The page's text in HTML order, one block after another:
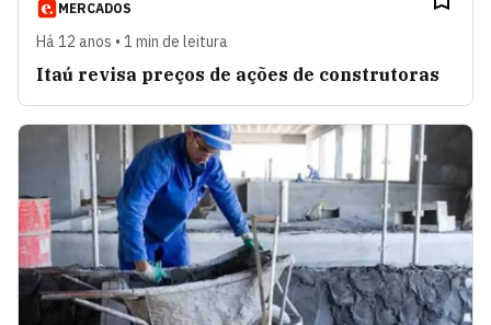
MERCADOS
Há 12 anos • 1 min de leitura
Itaú revisa preços de ações de construtoras